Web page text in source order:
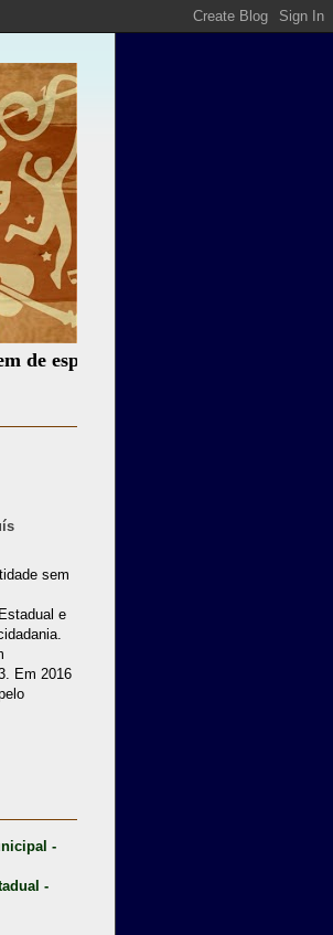
assessoria cultural,
sem
e
Em 2016
-
-